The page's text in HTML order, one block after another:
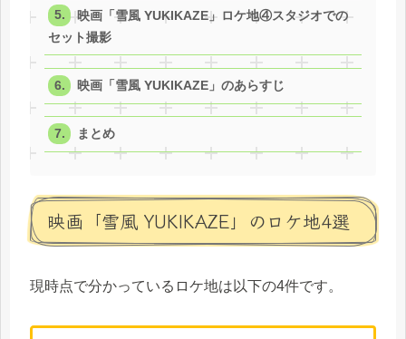
映画「雪風 YUKIKAZE」ロケ地④スタジオでの
セット撮影
映画「雪風 YUKIKAZE」のあらすじ
まとめ
映画「雪風 YUKIKAZE」のロケ地4選
現時点で分かっているロケ地は以下の4件です。